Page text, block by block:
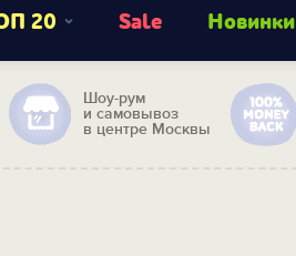
20 Sale Новинки
Шоу-рум
и самовывоз
в центре Москвы